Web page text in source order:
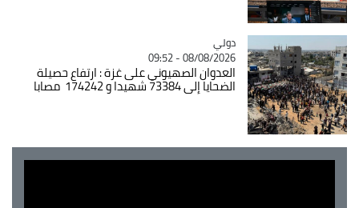
Catégorie
دولي
08/08/2026 - 09:52
العدوان الصهيوني على غزة : ارتفاع حصيلة
الضحايا إلى 73384 شهيدا و 174242 مصابا